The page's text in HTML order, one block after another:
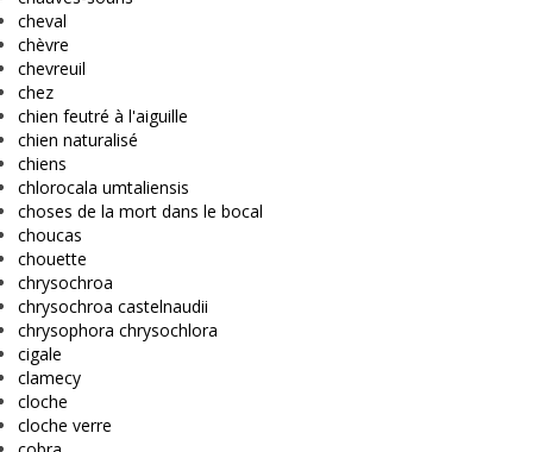
cheval
chèvre
chevreuil
chez
chien feutré à l'aiguille
chien naturalisé
chiens
chlorocala umtaliensis
choses de la mort dans le bocal
choucas
chouette
chrysochroa
chrysochroa castelnaudii
chrysophora chrysochlora
cigale
clamecy
cloche
cloche verre